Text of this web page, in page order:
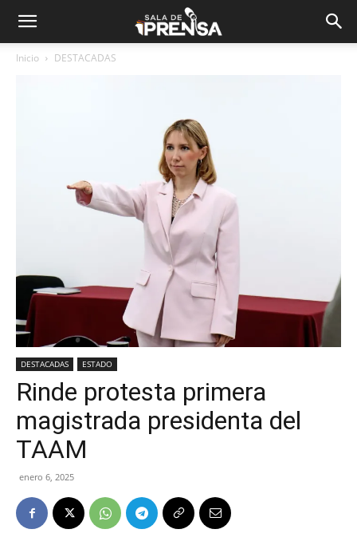
Inicio DESTACADAS
DESTACADAS ESTADO
Rinde protesta primera
magistrada presidenta del
TAAM
enero 6, 2025